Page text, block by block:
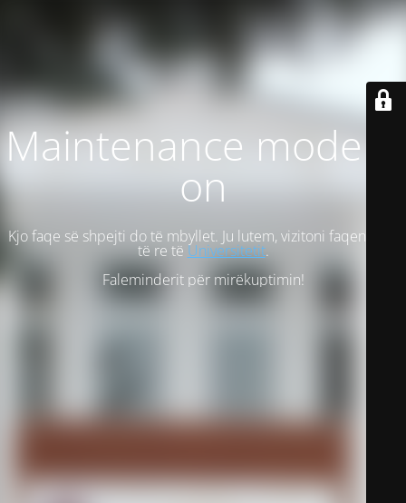
Maintenance mode is
on
Kjo faqe së shpejti do të mbyllet. Ju lutem, vizitoni faqen tonë
të re të Universitetit.
Faleminderit për mirëkuptimin!